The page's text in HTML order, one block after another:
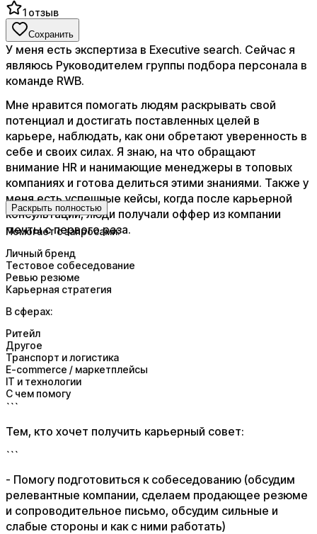
1 отзыв
Сохранить
У меня есть экспертиза в Executive search. Сейчас я
являюсь Руководителем группы подбора персонала в
команде RWB.
Мне нравится помогать людям раскрывать свой
потенциал и достигать поставленных целей в
карьере, наблюдать, как они обретают уверенность в
себе и своих силах. Я знаю, на что обращают
внимание HR и нанимающие менеджеры в топовых
компаниях и готова делиться этими знаниями. Также у
меня есть успешные кейсы, когда после карьерной
консультации, люди получали оффер из компании
мечты с первого раза.
Раскрыть полностью
Помогает с запросами:
Личный бренд
Тестовое собеседование
Ревью резюме
Карьерная стратегия
В сферах:
Ритейл
Другое
Транспорт и логистика
E-commerce / маркетплейсы
IT и технологии
С чем помогу
```
Тем, кто хочет получить карьерный совет:
```​
​- Помогу подготовиться к собеседованию (обсудим
релевантные компании, сделаем продающее резюме
и сопроводительное письмо, обсудим сильные и
слабые стороны и как с ними работать)